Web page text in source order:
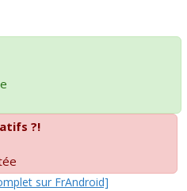
?!
sur FrAndroid]